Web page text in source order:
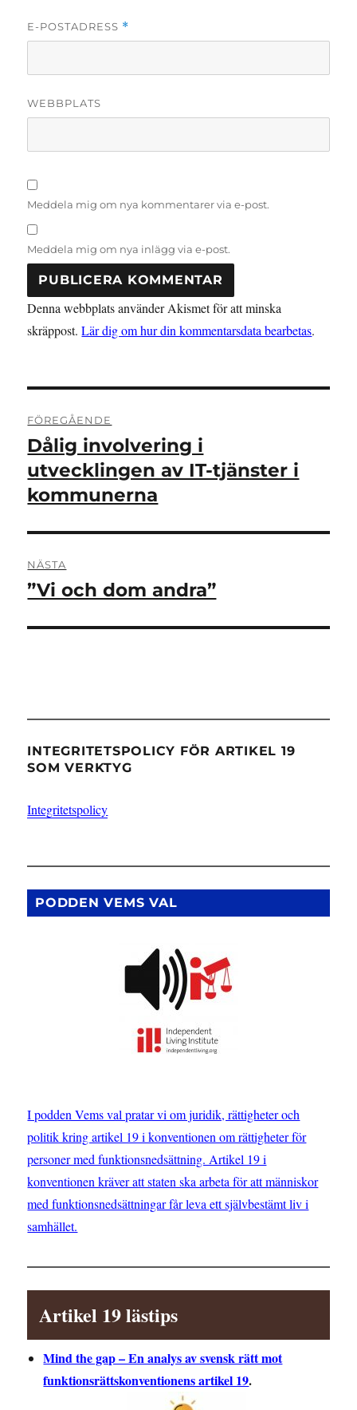
E-POSTADRESS *
WEBBPLATS
Meddela mig om nya kommentarer via e-post.
Meddela mig om nya inlägg via e-post.
Denna webbplats använder Akismet för att minska
skräppost.Lär dig om hur din kommentarsdata bearbetas.
FÖREGÅENDE
Föregående
inlägg:
Dålig involvering i
utvecklingen av IT-tjänster i
kommunerna
NÄSTA
Nästa
”Vi och dom andra”
INTEGRITETSPOLICY FÖR ARTIKEL 19
SOM VERKTYG
Integritetspolicy
PODDEN VEMS VAL
I podden Vems val pratar vi om juridik, rättigheter och
politik kring artikel 19 i konventionen om rättigheter för
personer med funktionsnedsättning. Artikel 19 i
konventionen kräver att staten ska arbeta för att människor
med funktionsnedsättningar får leva ett självbestämt liv i
samhället.
Artikel 19 lästips
Mind the gap – En analys av svensk rätt mot
funktionsrättskonventionens artikel 19.